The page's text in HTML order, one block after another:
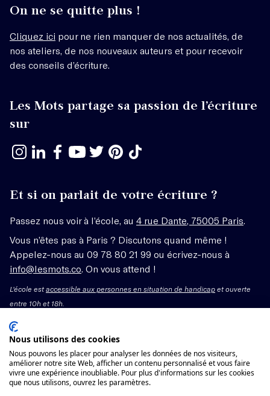
On ne se quitte plus !
Cliquez ici pour ne rien manquer de nos actualités, de
nos ateliers, de nos nouveaux auteurs et pour recevoir
des conseils d’écriture.
Les Mots partage sa passion de l’écriture
sur
Et si on parlait de votre écriture ?
Passez nous voir à l’école, au 4 rue Dante, 75005 Paris
Vous n’êtes pas à Paris ? Discutons quand même !
Appelez-nous au 09 78 80 21 99 ou écrivez-nous à
info@lesmots.co . On vous attend !
L'école estaccessible aux personnes en situation de handicap et ouverte
entre 10h et 18h.
Mentions légales – CGV
Organisme de formation enregistré sous le numéro
11755662775 auprès du préfet de région Île-de-France.
Nous utilisons des cookies
Nous pouvons les placer pour analyser les données de nos visiteurs,
améliorer notre site Web, afficher un contenu personnalisé et vous faire
vivre une expérience inoubliable. Pour plus d'informations sur les cookies
que nous utilisons, ouvrez les paramètres.